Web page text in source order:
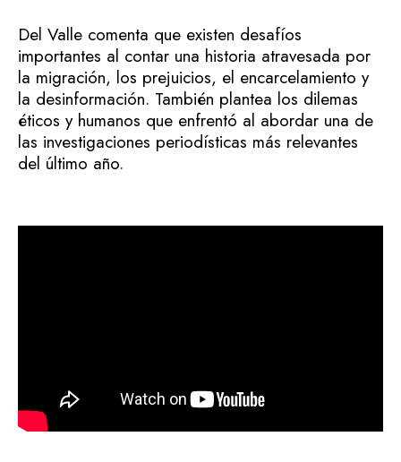
Del Valle comenta que existen desafíos
importantes al contar una historia atravesada por
la migración, los prejuicios, el encarcelamiento y
la desinformación. También plantea los dilemas
éticos y humanos que enfrentó al abordar una de
las investigaciones periodísticas más relevantes
del último año.